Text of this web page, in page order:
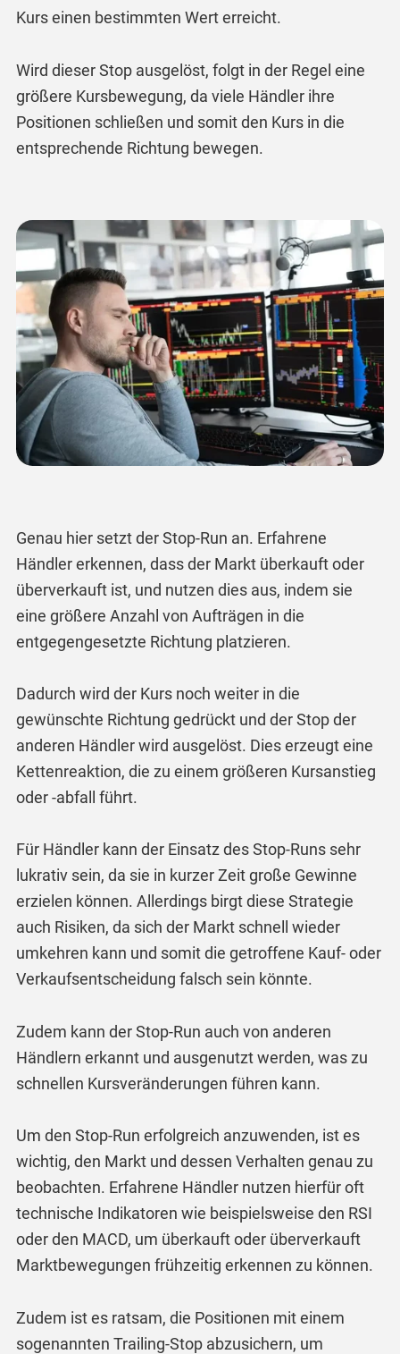
Kurs einen bestimmten Wert erreicht.
Wird dieser Stop ausgelöst, folgt in der Regel eine
größere Kursbewegung, da viele Händler ihre
Positionen schließen und somit den Kurs in die
entsprechende Richtung bewegen.
Genau hier setzt der Stop-Run an. Erfahrene
Händler erkennen, dass der Markt überkauft oder
überverkauft ist, und nutzen dies aus, indem sie
eine größere Anzahl von Aufträgen in die
entgegengesetzte Richtung platzieren.
Dadurch wird der Kurs noch weiter in die
gewünschte Richtung gedrückt und der Stop der
anderen Händler wird ausgelöst. Dies erzeugt eine
Kettenreaktion, die zu einem größeren Kursanstieg
oder -abfall führt.
Für Händler kann der Einsatz des Stop-Runs sehr
lukrativ sein, da sie in kurzer Zeit große Gewinne
erzielen können. Allerdings birgt diese Strategie
auch Risiken, da sich der Markt schnell wieder
umkehren kann und somit die getroffene Kauf- oder
Verkaufsentscheidung falsch sein könnte.
Zudem kann der Stop-Run auch von anderen
Händlern erkannt und ausgenutzt werden, was zu
schnellen Kursveränderungen führen kann.
Um den Stop-Run erfolgreich anzuwenden, ist es
wichtig, den Markt und dessen Verhalten genau zu
beobachten. Erfahrene Händler nutzen hierfür oft
technische Indikatoren wie beispielsweise den RSI
oder den MACD, um überkauft oder überverkauft
Marktbewegungen frühzeitig erkennen zu können.
Zudem ist es ratsam, die Positionen mit einem
sogenannten Trailing-Stop abzusichern, um